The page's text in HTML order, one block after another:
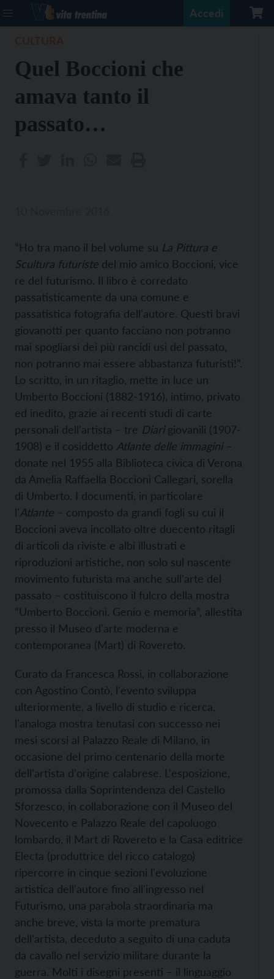
Accedi
Quel Boccioni che
amava tanto il
passato…
“Ho tra mano il bel volume su La Pittura e
Scultura futuriste del mio amico Boccioni, vice
re del futurismo. Il libro è corredato
passatisticamente da una comune e
passatistica fotografia dell'autore. Questi bravi
giovanotti per quanto facciano non potranno
mai spogliarsi dei più rancidi usi del passato,
non potranno mai essere abbastanza futuristi!”.
Lo scritto, in un ritaglio, mette in luce un
Umberto Boccioni (1882-1916), intimo, privato
ed inedito, grazie ai recenti studi di carte
personali dell'artista – tre Diarigiovanili (1907-
1908) e il cosiddetto Atlante delle immagini–
donate nel 1955 alla Biblioteca civica di Verona
da Amelia Raffaella Boccioni Callegari, sorella
di Umberto. I documenti, in particolare
l'Atlante – composto da grandi fogli su cui il
Boccioni aveva incollato oltre duecento ritagli
di articoli da riviste e albi illustrati e
riproduzioni artistiche, non solo sul nascente
movimento futurista ma anche sull'arte del
passato – costituiscono il fulcro della mostra
“Umberto Boccioni. Genio e memoria”, allestita
presso il Museo d'arte moderna e
contemporanea (Mart) di Rovereto.
Curato da Francesca Rossi, in collaborazione
con Agostino Contò, l'evento sviluppa
ulteriormente, a livello di studio e ricerca,
l'analoga mostra tenutasi con successo nei
mesi scorsi al Palazzo Reale di Milano, in
occasione del primo centenario della morte
dell'artista d'origine calabrese. L'esposizione,
promossa dalla Soprintendenza del Castello
Sforzesco, in collaborazione con il Museo del
Novecento e Palazzo Reale del capoluogo
lombardo, il Mart di Rovereto e la Casa editrice
Electa (produttrice del ricco catalogo)
ripercorre in cinque sezioni l'evoluzione
artistica dell'autore fino all'ingresso nel
Futurismo, una parabola straordinaria ma
anche breve, vista la morte prematura
dell'artista, deceduto a seguito di una caduta
da cavallo nel servizio militare durante la
guerra. Molti i disegni presenti – il linguaggio